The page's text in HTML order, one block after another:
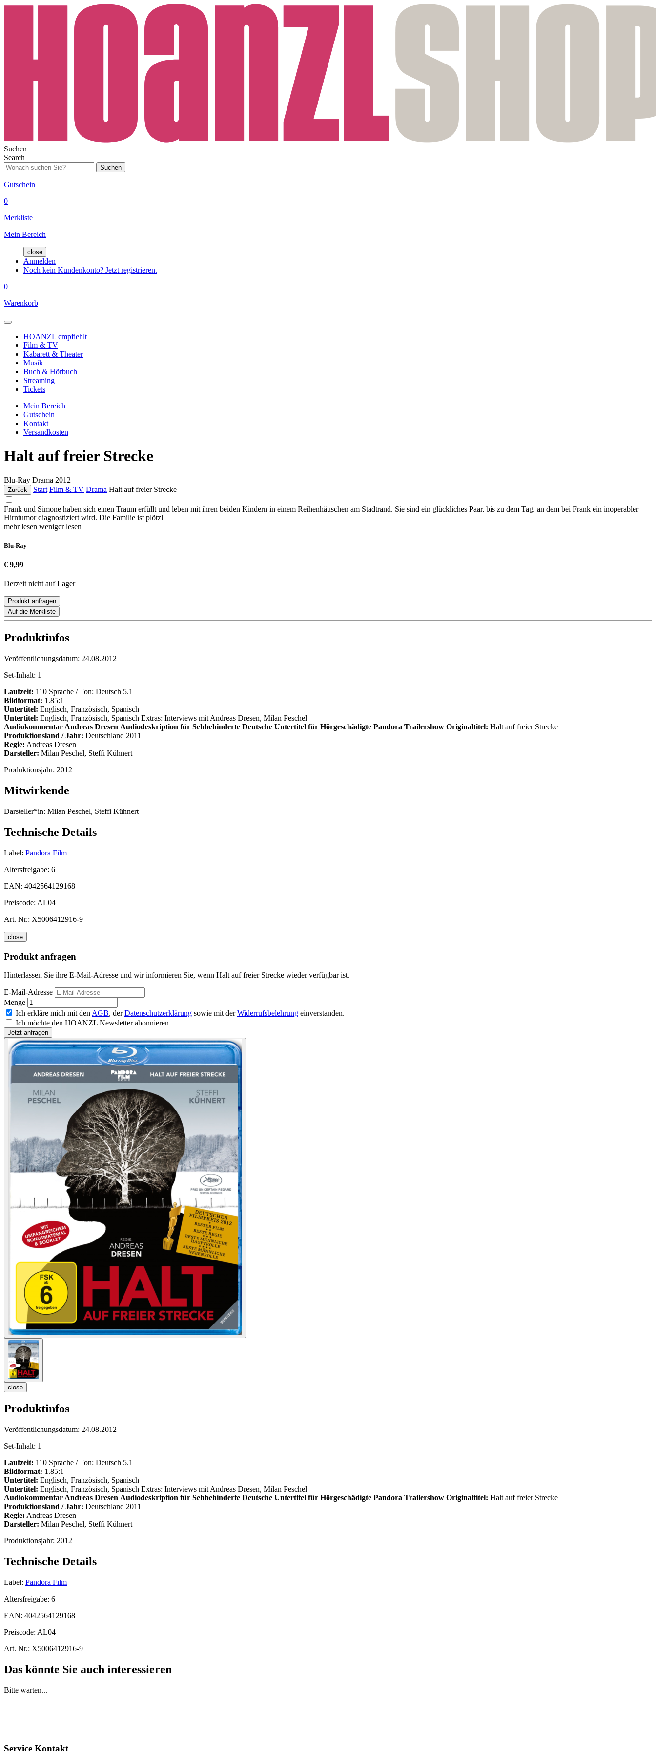
Suchen
Search
Suchen
Gutschein
0
Merkliste
Mein Bereich
close
Anmelden
Noch kein Kundenkonto? Jetzt registrieren.
0
Warenkorb
HOANZL empfiehlt
Film & TV
Kabarett & Theater
Musik
Buch & Hörbuch
Streaming
Tickets
Mein Bereich
Gutschein
Kontakt
Versandkosten
Halt auf freier Strecke
Blu-Ray Drama 2012
Zurück Start Film & TV Drama Halt auf freier Strecke
Frank und Simone haben sich einen Traum erfüllt und leben mit ihren beiden Kindern in einem Reihenhäuschen am Stadtrand. Sie sind ein glückliches Paar, bis zu dem Tag, an dem bei Frank ein inoperabler
Hirntumor diagnostiziert wird. Die Familie ist plötzl
mehr lesen weniger lesen
Blu-Ray
€ 9,99
Derzeit nicht auf Lager
Produkt anfragen
Auf die Merkliste
Produktinfos
Veröffentlichungsdatum: 24.08.2012
Set-Inhalt: 1
Laufzeit: 110 Sprache / Ton: Deutsch 5.1
Bildformat: 1.85:1
Untertitel: Englisch, Französisch, Spanisch
Untertitel: Englisch, Französisch, Spanisch Extras: Interviews mit Andreas Dresen, Milan Peschel
Audiokommentar Andreas Dresen Audiodeskription für Sehbehinderte Deutsche Untertitel für Hörgeschädigte Pandora Trailershow Originaltitel: Halt auf freier Strecke
Produktionsland / Jahr: Deutschland 2011
Regie: Andreas Dresen
Darsteller: Milan Peschel, Steffi Kühnert
Produktionsjahr: 2012
Mitwirkende
Darsteller*in: Milan Peschel, Steffi Kühnert
Technische Details
Label: Pandora Film
Altersfreigabe: 6
EAN: 4042564129168
Preiscode: AL04
Art. Nr.: X5006412916-9
close
Produkt anfragen
Hinterlassen Sie ihre E-Mail-Adresse und wir informieren Sie, wenn Halt auf freier Strecke wieder verfügbar ist.
E-Mail-Adresse
Menge
Ich erkläre mich mit den AGB, derDatenschutzerklärung sowie mit derWiderrufsbelehrung einverstanden.
Ich möchte den HOANZL Newsletter abonnieren.
close
Produktinfos
Veröffentlichungsdatum: 24.08.2012
Set-Inhalt: 1
Laufzeit: 110 Sprache / Ton: Deutsch 5.1
Bildformat: 1.85:1
Untertitel: Englisch, Französisch, Spanisch
Untertitel: Englisch, Französisch, Spanisch Extras: Interviews mit Andreas Dresen, Milan Peschel
Audiokommentar Andreas Dresen Audiodeskription für Sehbehinderte Deutsche Untertitel für Hörgeschädigte Pandora Trailershow Originaltitel: Halt auf freier Strecke
Produktionsland / Jahr: Deutschland 2011
Regie: Andreas Dresen
Darsteller: Milan Peschel, Steffi Kühnert
Produktionsjahr: 2012
Technische Details
Label: Pandora Film
Altersfreigabe: 6
EAN: 4042564129168
Preiscode: AL04
Art. Nr.: X5006412916-9
Das könnte Sie auch interessieren
Bitte warten...
Service Kontakt